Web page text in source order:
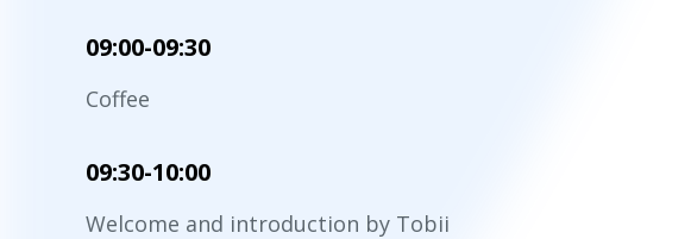
09:00-09:30
Coffee
09:30-10:00
Welcome and introduction by Tobii